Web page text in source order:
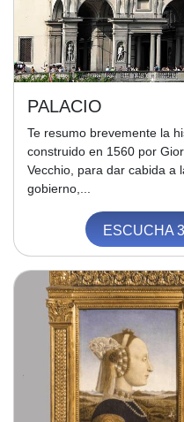
PALACIO
Te resumo brevemente la
construido en 1560 por
Vecchio, para dar cabida a
gobierno,...
ESCUCHA